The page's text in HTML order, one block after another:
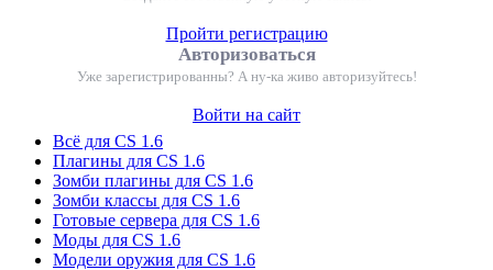
Пройти регистрацию
Авторизоваться
Уже зарегистрированны? А ну-ка живо авторизуйтесь!
Войти на сайт
Всё для CS 1.6
Плагины для CS 1.6
Зомби плагины для CS 1.6
Зомби классы для CS 1.6
Готовые сервера для CS 1.6
Моды для CS 1.6
Модели оружия для CS 1.6